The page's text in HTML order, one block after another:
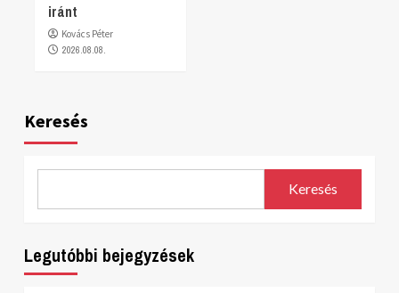
iránt
Kovács Péter
2026.08.08.
Keresés
Keresés
Legutóbbi bejegyzések